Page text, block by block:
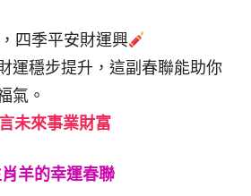
四季平安財運興
運穩步提升，這副春聯能助你
氣。
未來事業財富
羊的幸運春聯